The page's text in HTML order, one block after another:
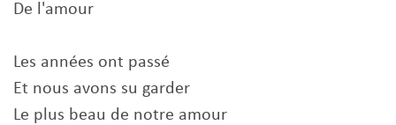
De l'amour
Les années ont passé
Et nous avons su garder
Le plus beau de notre amour